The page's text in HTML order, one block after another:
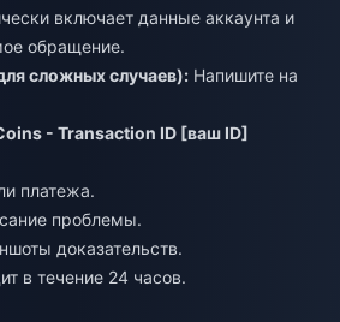
включает данные аккаунта и
обращение.
сложных случаев): Напишите на
- Transaction ID [ваш ID]
платежа.
проблемы.
доказательств.
в течение 24 часов.